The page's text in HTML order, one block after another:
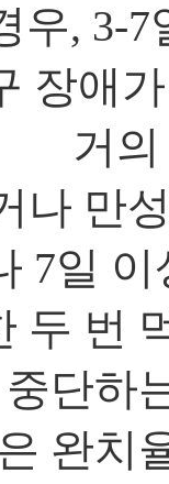
우, 3-
장애
거
나 만
7일
두 번
단하
완치